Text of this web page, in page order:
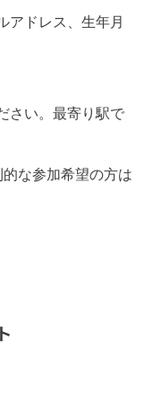
アドレス、生年月
さい。最寄り駅で
な参加希望の方は